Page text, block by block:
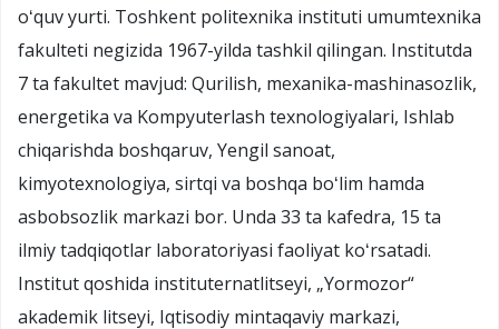
oʻquv yurti. Toshkent politexnika instituti umumtexnika
fakulteti negizida 1967-yilda tashkil qilingan. Institutda
7 ta fakultet mavjud: Qurilish, mexanika-mashinasozlik,
energetika va Kompyuterlash texnologiyalari, Ishlab
chiqarishda boshqaruv, Yengil sanoat,
kimyotexnologiya, sirtqi va boshqa boʻlim hamda
asbobsozlik markazi bor. Unda 33 ta kafedra, 15 ta
ilmiy tadqiqotlar laboratoriyasi faoliyat koʻrsatadi.
Institut qoshida instituternatlitseyi, „Yormozor“
akademik litseyi, Iqtisodiy mintaqaviy markazi,